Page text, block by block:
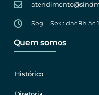
Seg. - Sex.: das 8h às
Quem somos
Histórico